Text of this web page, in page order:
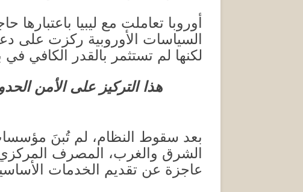
أوروبا تعاملت مع ليبيا
السياسات الأوروبية ركزت على
لكنها لم تستثمر بالقدر الكافي
هذا التركيز على الأمن
بعد سقوط النظام، لم تُبنَ
الشرق والغرب، المصرف
عاجزة عن تقديم الخدمات